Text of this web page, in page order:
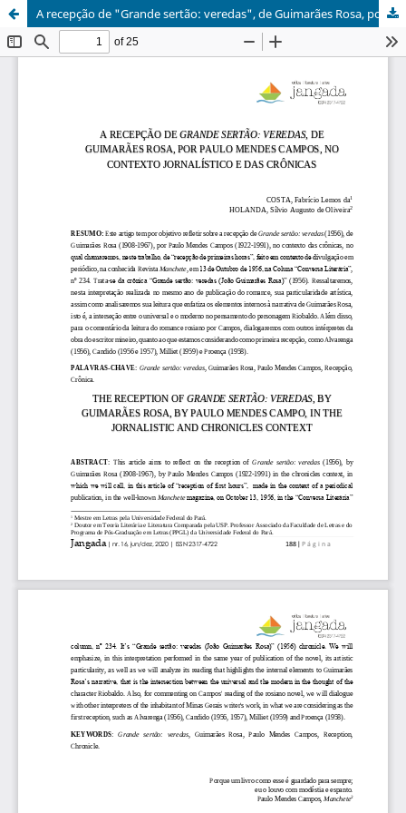
A recepção de "Grande sertão: veredas", de Guimarães Rosa, por Paulo Mendes Campos, no contexto jornalístico e das crônicas